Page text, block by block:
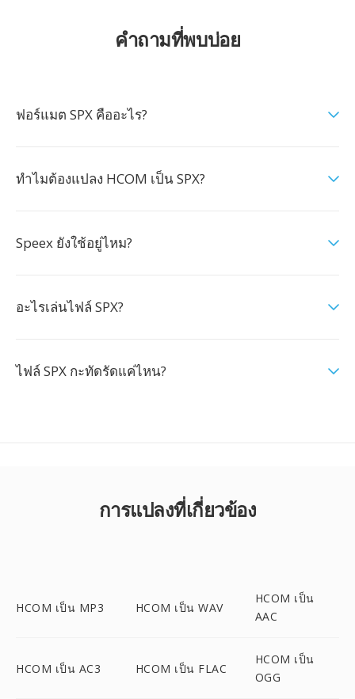
คำถามที่พบบ่อย
ฟอร์แมต SPX คืออะไร?
ทำไมต้องแปลง HCOM เป็น SPX?
Speex ยังใช้อยู่ไหม?
อะไรเล่นไฟล์ SPX?
ไฟล์ SPX กะทัดรัดแค่ไหน?
การแปลงที่เกี่ยวข้อง
HCOM เป็น MP3 HCOM เป็น WAV
HCOM เป็น
AAC
HCOM เป็น AC3 HCOM เป็น FLAC
HCOM เป็น
OGG